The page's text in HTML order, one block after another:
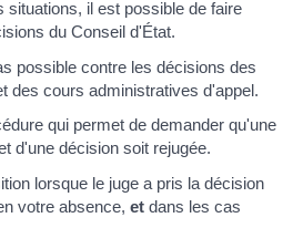
situations, il est possible de faire
du Conseil d'État.
possible contre les décisions des
des cours administratives d'appel.
qui permet de demander qu'une
d'une décision soit rejugée.
lorsque le juge a pris la décision
votre absence, et dans les cas